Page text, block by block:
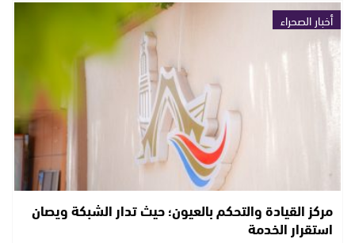
أخبار الصحراء
مركز القيادة والتحكم بالعيون؛ حيث تدار الشبكة ويصان
استقرار الخدمة